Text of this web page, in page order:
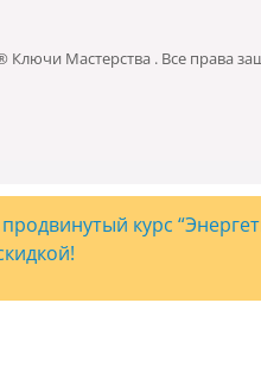
Ключи Мастерства . Все права
курс